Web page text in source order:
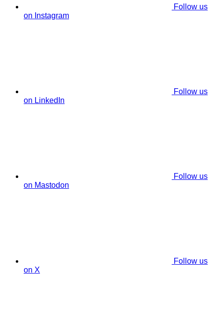
Follow us
on Instagram
Follow us
on LinkedIn
Follow us
on Mastodon
Follow us
on X